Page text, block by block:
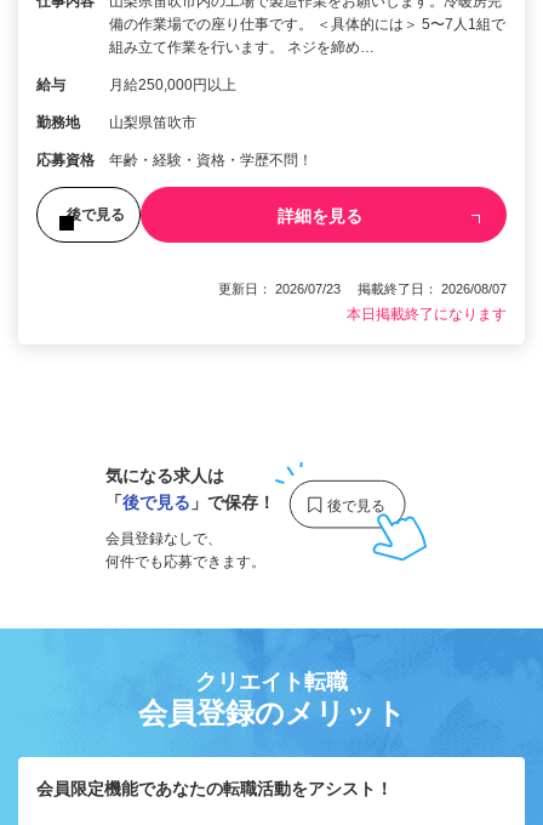
備の作業場での座り仕事です。 ＜具体的には＞ 5〜7人1組で
組み立て作業を行います。 ネジを締め…
給与 月給250,000円以上
勤務地 山梨県笛吹市
応募資格 年齢・経験・資格・学歴不問！
後で見る 詳細を見る
更新日： 2026/07/23 掲載終了日： 2026/08/07
本日掲載終了になります
気になる求人は
「後で見る 」で保存！
会員登録なしで、
何件でも応募できます。
クリエイト転職
会員登録のメリット
会員限定機能であなたの転職活動をアシスト！